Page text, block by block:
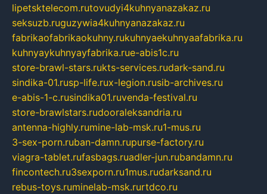
lipetsktelecom.rutovudyi4kuhnyanazakaz.ru
seksuzb.ruguzywia4kuhnyanazakaz.ru
fabrikaofabrikaokuhny.rukuhnyaekuhnyaafabrika.ru
kuhnyaykuhnyayfabrika.rue-abis1c.ru
store-brawl-stars.rukts-services.rudark-sand.ru
sindika-01.rusp-life.rux-legion.rusib-archives.ru
e-abis-1-c.rusindika01.ruvenda-festival.ru
store-brawlstars.rudooraleksandria.ru
antenna-highly.rumine-lab-msk.ru1-mus.ru
3-sex-porn.ruban-damn.rupurse-factory.ru
viagra-tablet.rufasbags.ruadler-jun.rubandamn.ru
fincontech.ru3sexporn.ru1mus.rudarksand.ru
rebus-toys.ruminelab-msk.rurtdco.ru